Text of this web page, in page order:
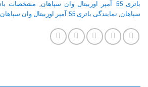
باتری 55 آمپر اوربیتال وان سپاهان
,
سپاهان, نمایندگی باتری 55 آمپر اوربیتال وان سپاهان